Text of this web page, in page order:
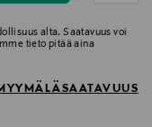
alta. Saatavuus voi
tieto pitää aina